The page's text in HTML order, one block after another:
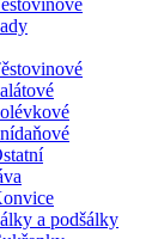
a podšálky